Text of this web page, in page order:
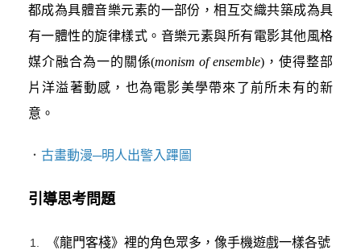
都成為具體音樂元素的一部份，相互交織共築成為具
有一體性的旋律樣式。音樂元素與所有電影其他風格
媒介融合為一的關係(monism of ensemble)，使得整部
片洋溢著動感，也為電影美學帶來了前所未有的新
意。
． 古畫動漫─明人出警入蹕圖
引導思考問題
《龍門客棧》裡的角色眾多，像手機遊戲一樣各號